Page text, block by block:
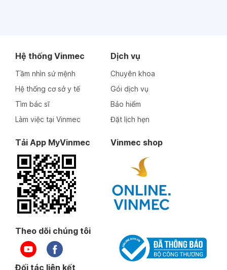
Hệ thống Vinmec
Tầm nhìn sứ mệnh
Hệ thống cơ sở y tế
Tìm bác sĩ
Làm việc tại Vinmec
Dịch vụ
Chuyên khoa
Gói dịch vụ
Bảo hiểm
Đặt lịch hẹn
Tải App MyVinmec Vinmec shop
Theo dõi chúng tôi
Đối tác liên kết